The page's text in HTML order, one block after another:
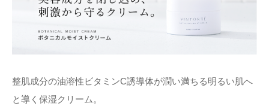
整肌成分の油溶性ビタミンC誘導体が潤い満ちる明るい肌へ
と導く保湿クリーム。